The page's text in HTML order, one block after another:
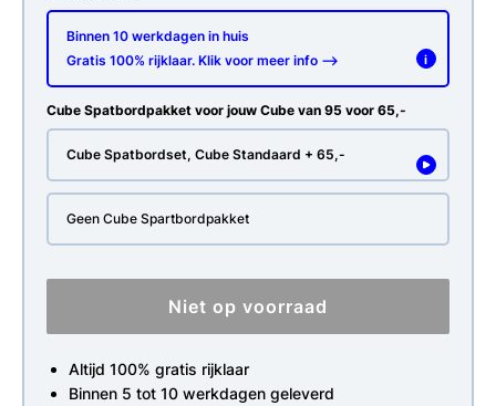
Binnen 10 werkdagen in huis
Gratis 100% rijklaar. Klik voor meer info -->
i
Cube Spatbordpakket voor jouw Cube van 95 voor 65,-
Cube Spatbordset, Cube Standaard + 65,-
Geen Cube Spartbordpakket
Niet op voorraad
Altijd 100% gratis rijklaar
Binnen 5 tot 10 werkdagen geleverd